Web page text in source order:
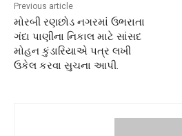
Previous article
મોરબી રણછોડ નગરમાં ઉભરાતા
ગંદા પાણીના નિકાલ માટે સાંસદ
મોહન કુંડારિયાએ પત્ર લખી
ઉકેલ કરવા સુચના આપી.